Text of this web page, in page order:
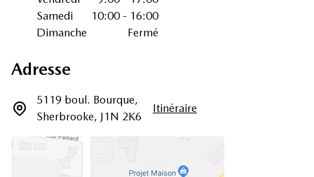
Samedi
10:00 - 16:00
Dimanche
Fermé
Adresse
5119 boul. Bourque,
Sherbrooke, J1N 2K6
Itinéraire